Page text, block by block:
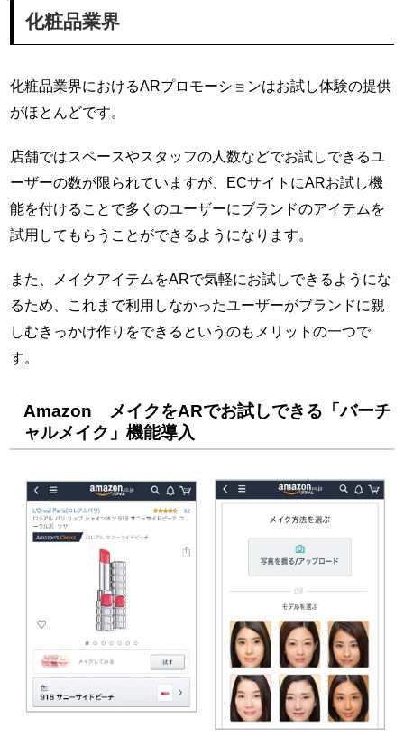
化粧品業界
化粧品業界におけるARプロモーションはお試し体験の提供
がほとんどです。
店舗ではスペースやスタッフの人数などでお試しできるユ
ーザーの数が限られていますが、ECサイトにARお試し機
能を付けることで多くのユーザーにブランドのアイテムを
試用してもらうことができるようになります。
また、メイクアイテムをARで気軽にお試しできるようにな
るため、これまで利用しなかったユーザーがブランドに親
しむきっかけ作りをできるというのもメリットの一つで
す。
Amazon メイクをARでお試しできる「バーチ
ャルメイク」機能導入